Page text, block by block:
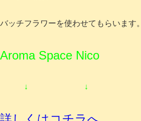
バッチフラワーを使わせてもらいます。
Aroma Space Nico
↓ ↓